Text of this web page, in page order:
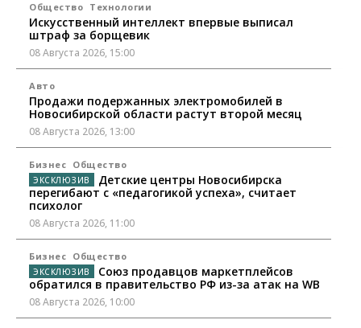
Общество Технологии
Искусственный интеллект впервые выписал
штраф за борщевик
08 Августа 2026, 15:00
Авто
Продажи подержанных электромобилей в
Новосибирской области растут второй месяц
08 Августа 2026, 13:00
Бизнес Общество
Детские центры Новосибирска
перегибают с «педагогикой успеха», считает
психолог
08 Августа 2026, 11:00
Бизнес Общество
Союз продавцов маркетплейсов
обратился в правительство РФ из-за атак на WB
08 Августа 2026, 10:00